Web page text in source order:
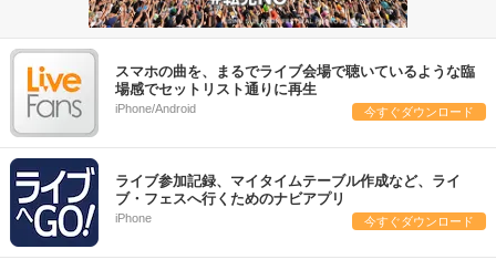
スマホの曲を、まるでライブ会場で聴いているような臨
場感でセットリスト通りに再生
iPhone/Android 今すぐダウンロード
ライブ参加記録、マイタイムテーブル作成など、ライ
ブ・フェスへ行くためのナビアプリ
iPhone 今すぐダウンロード